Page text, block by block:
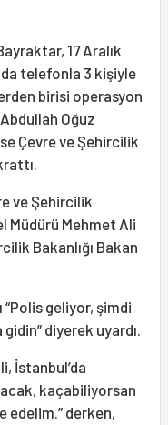
17 Aralık
telefonla 3 kişiyle
birisi operasyon
Oğuz
Çevre ve Şehircilik
ve Şehircilik
Müdürü Mehmet Ali
Bakanlığı Bakan
geliyor, şimdi
diyerek uyardı.
İstanbul’da
kaçabiliyorsan
edelim.” derken,